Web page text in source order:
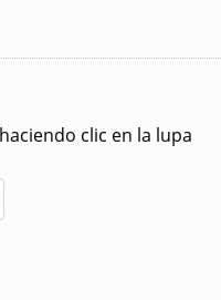
clic en la lupa